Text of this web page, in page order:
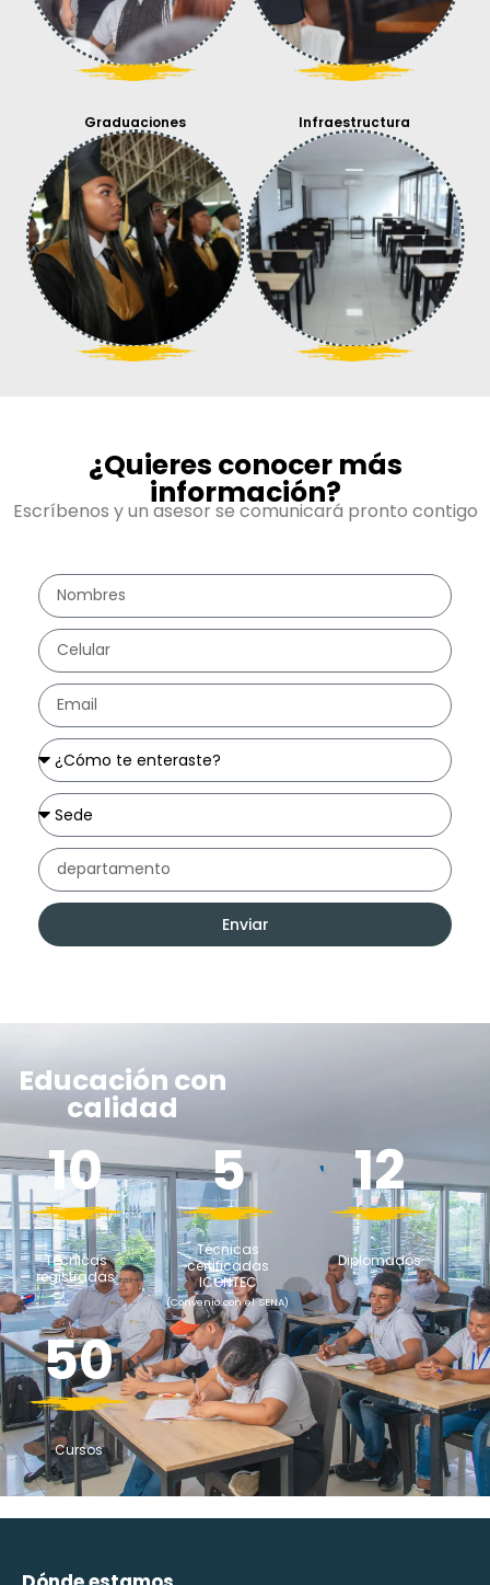
Graduaciones Infraestructura
¿Quieres conocer más
información?
Escríbenos y un asesor se comunicará pronto contigo
Enviar
Educación con
calidad
10
Técnicas
registradas
5
Técnicas
certificadas
ICONTEC
(Convenio con el SENA)
12
Diplomados
50
Cursos